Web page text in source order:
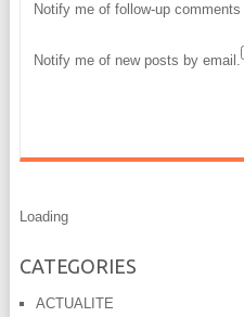
Notify me of follow-up
Notify me of new posts by email.
Loading
CATEGORIES
ACTUALITE